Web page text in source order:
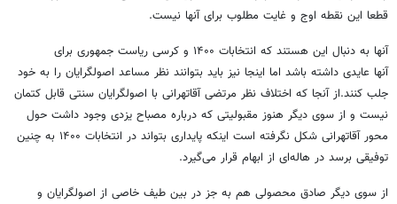
قطعا این نقطه اوج و غایت مطلوب برای آنها نیست.
آنها به دنبال این هستند که انتخابات ۱۴۰۰ و کرسی ریاست جمهوری برای
آنها عایدی داشته باشد اما اینجا نیز باید بتوانند نظر مساعد اصولگرایان را به خود
جلب کنند.از آنجا که اختلاف نظر مرتضی آقاتهرانی با اصولگرایان سنتی قابل کتمان
نیست و از سوی دیگر هنوز مقبولیتی که درباره مصباح یزدی وجود داشت حول
محور آقاتهرانی شکل نگرفته است اینکه پایداری بتواند در انتخابات ۱۴۰۰ به چنین
توفیقی برسد در هاله‌ای از ابهام قرار می‌گیرد.
از سوی دیگر صادق محصولی هم به جز در بین طیف خاصی از اصولگرایان و